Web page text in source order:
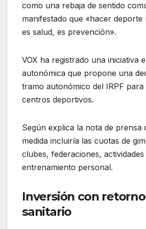
como una rebaja de sentido
manifestado que «hacer deporte
es salud, es prevención».
VOX ha registrado una iniciativa
autonómica que propone una
tramo autonómico del IRPF para
centros deportivos.
Según explica la nota de prensa
medida incluiría las cuotas de
clubes, federaciones, actividades
entrenamiento personal.
Inversión con retorno
sanitario